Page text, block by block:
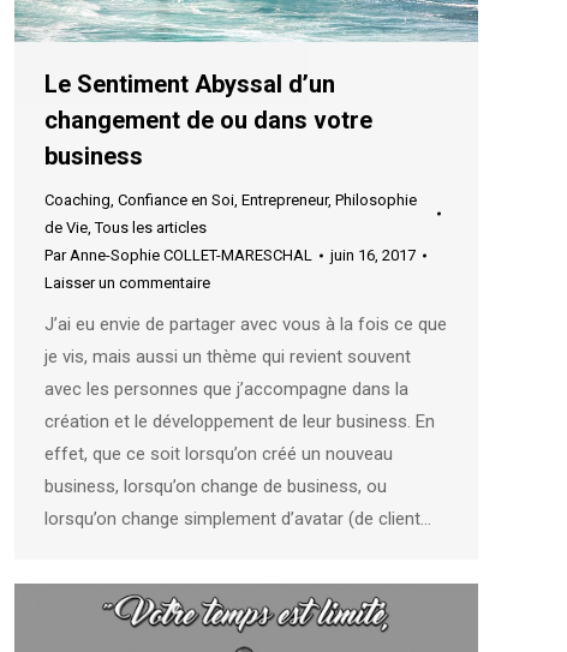
Le Sentiment Abyssal d’un
changement de ou dans votre
business
Coaching, Confiance en Soi, Entrepreneur, Philosophie
de Vie,Tous les articles
ParAnne-Sophie COLLET-MARESCHAL
juin 16, 2017
Laisser un commentaire
J’ai eu envie de partager avec vous à la fois ce que
je vis, mais aussi un thème qui revient souvent
avec les personnes que j’accompagne dans la
création et le développement de leur business. En
effet, que ce soit lorsqu’on créé un nouveau
business, lorsqu’on change de business, ou
lorsqu’on change simplement d’avatar (de client…